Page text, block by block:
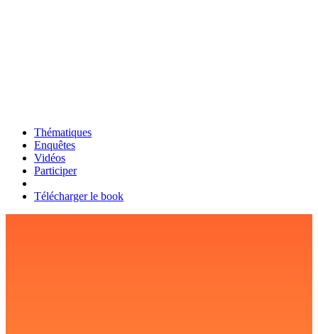
Thématiques
Enquêtes
Vidéos
Participer
Télécharger le book